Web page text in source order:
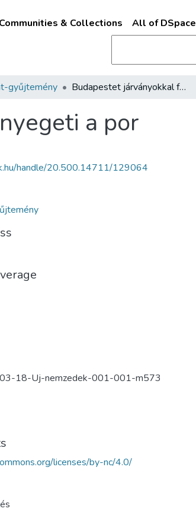
Communities & Collections All of DSpace
gyűjtemény Budapestet járványokkal fenyegeti a por
a por
handle/20.500.14711/129064
18-Uj-nemzedek-001-001-m573
licenses/by-nc/4.0/